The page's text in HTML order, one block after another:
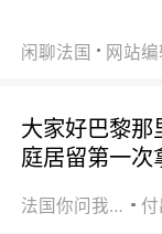
闲聊法国 网站编
大家好巴黎
庭居留第一次
法国你问我答 付